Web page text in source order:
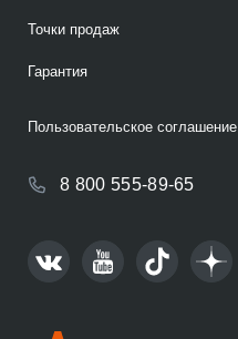
Точки продаж
Гарантия
8 800 555-89-65
Пользовательское соглашение